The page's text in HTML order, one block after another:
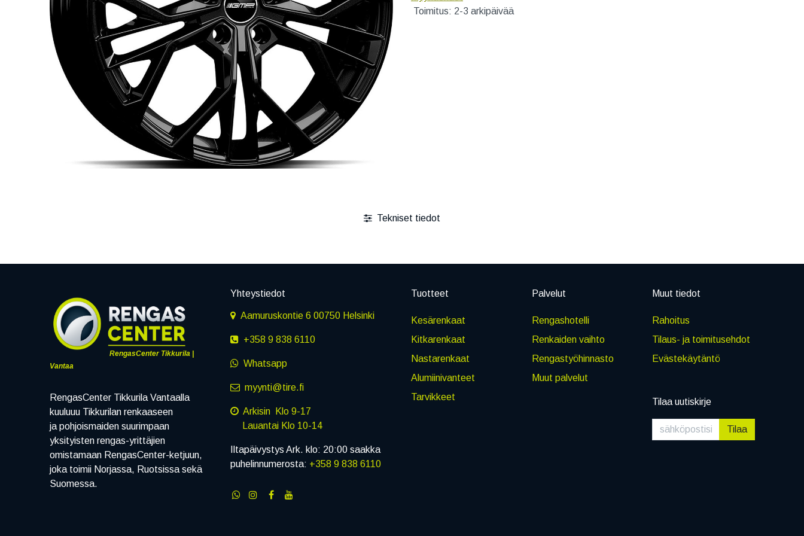
Toimitus: 2-3 arkipäivää
Tekniset tiedot
RengasCenter Tikkurila |
Vantaa
RengasCenter Tikkurila Vantaalla
kuuluuu Tikkurilan renkaaseen
ja pohjoismaiden suurimpaan
yksityisten rengas-yrittäjien
omistamaan RengasCenter-ketjuun,
joka toimii Norjassa, Ruotsissa sekä
Suomessa.
Yhteystiedot
Aamuruskontie 6 00750 Helsinki
+358 9 838 6110
Whatsapp
myynti@tire.fi
Arkisin Klo 9-17
Lauantai Klo 10-14
Iltapäivystys Ark. klo: 20:00 saakka
puhelinnumerosta: +358 9 838 6110
Tuotteet
Kesärenkaat
Kitkarenkaat
Nastarenkaat
Alumiinivanteet
Tarvikkeet
Palvelut
Rengashotelli
Renkaiden vaihto
Rengastyöhinnasto
Muut palvelut
Muut tiedot
Rahoitus
Tilaus- ja toimitusehdot
Evästekäytäntö
Tilaa uutiskirje
Tilaa